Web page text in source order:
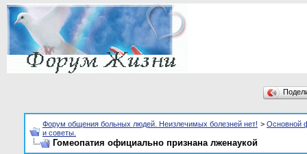
Форум общения больных людей. Неизлечимых болезней нет! > Основной
и советы.
Гомеопатия официально признана лженаукой